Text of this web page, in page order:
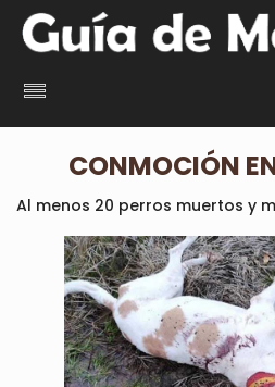
CONMOCIÓN
Al menos 20 perros muertos y